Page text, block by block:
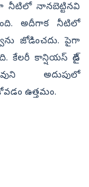
నీటిలో నానబెట్టినవి
అదీగాక నీటిలో
జోడించదు. పైగా
కేలరీ కాన్షియస్‌ డైట్‌
అదుపులో
ఉత్తమం.